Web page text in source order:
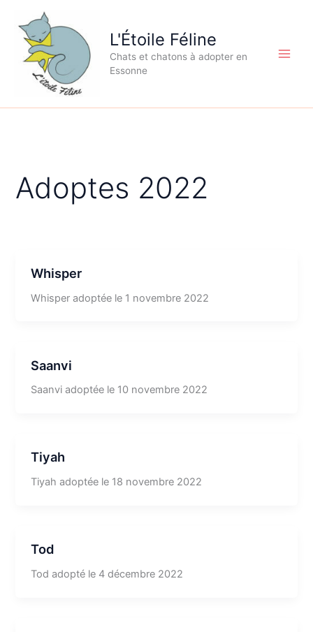
contenu
L'Étoile Féline
Chats et chatons à adopter en
Essonne
Adoptes 2022
Whisper
Whisper adoptée le 1 novembre 2022
Saanvi
Saanvi adoptée le 10 novembre 2022
Tiyah
Tiyah adoptée le 18 novembre 2022
Tod
Tod adopté le 4 décembre 2022